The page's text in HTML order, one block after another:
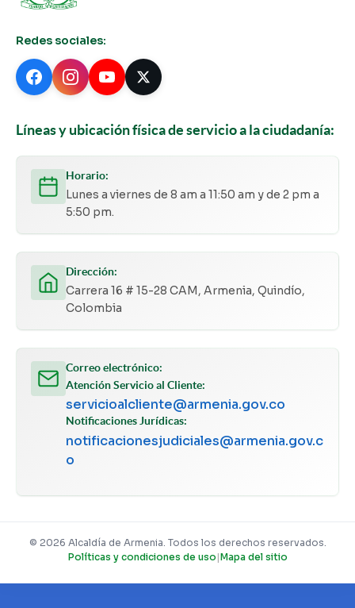
Redes sociales:
Líneas y ubicación física de servicio a la ciudadanía:
Horario:
Lunes a viernes de 8 am a 11:50 am y de 2 pm a
5:50 pm.
Dirección:
Carrera 16 # 15-28 CAM, Armenia, Quindío,
Colombia
Correo electrónico:
Atención Servicio al Cliente:
servicioalcliente@armenia.gov.co
Notificaciones Jurídicas:
notificacionesjudiciales@armenia.gov.c
o
© 2026 Alcaldía de Armenia. Todos los derechos reservados.
Políticas y condiciones de uso |Mapa del sitio